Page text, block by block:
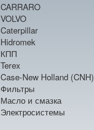
CARRARO
VOLVO
Caterpillar
Hidromek
КПП
Terex
Case-New Holland (CNH)
Фильтры
Масло и смазка
Электросистемы